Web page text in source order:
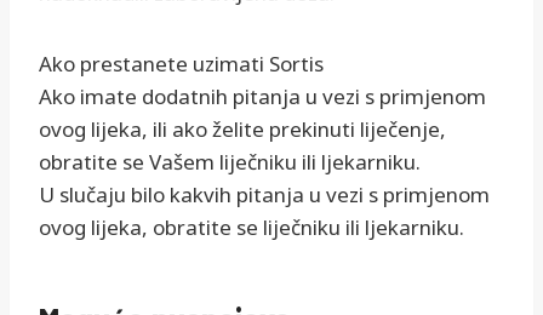
Ako prestanete uzimati Sortis
Ako imate dodatnih pitanja u vezi s primjenom
ovog lijeka, ili ako želite prekinuti liječenje,
obratite se Vašem liječniku ili ljekarniku.
U slučaju bilo kakvih pitanja u vezi s primjenom
ovog lijeka, obratite se liječniku ili ljekarniku.